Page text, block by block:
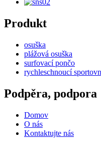
Produkt
osuška
plážová osuška
surfovací pončo
rychleschnoucí
Podpěra, podpora
Domov
O nás
Kontaktujte nás